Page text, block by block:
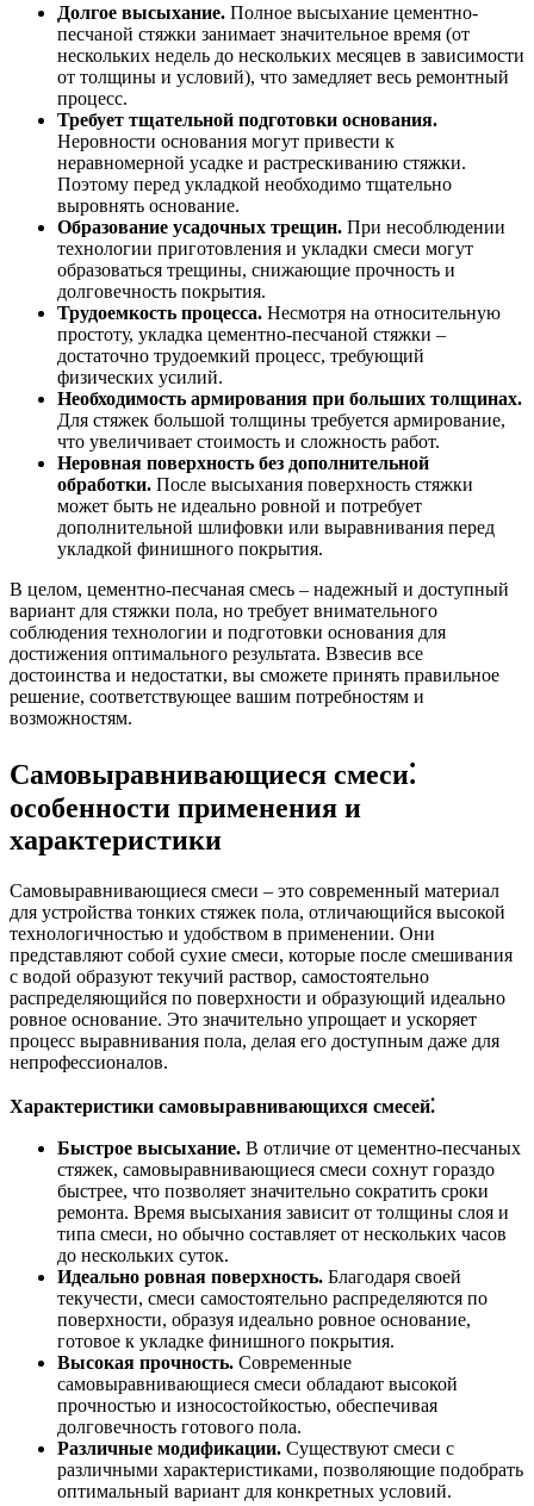
Долгое высыхание. Полное высыхание цементно-
песчаной стяжки занимает значительное время (от
нескольких недель до нескольких месяцев в зависимости
от толщины и условий), что замедляет весь ремонтный
процесс.
Требует тщательной подготовки основания.
Неровности основания могут привести к
неравномерной усадке и растрескиванию стяжки.
Поэтому перед укладкой необходимо тщательно
выровнять основание.
Образование усадочных трещин. При несоблюдении
технологии приготовления и укладки смеси могут
образоваться трещины, снижающие прочность и
долговечность покрытия.
Трудоемкость процесса. Несмотря на относительную
простоту, укладка цементно-песчаной стяжки –
достаточно трудоемкий процесс, требующий
физических усилий.
Необходимость армирования при больших толщинах.
Для стяжек большой толщины требуется армирование,
что увеличивает стоимость и сложность работ.
Неровная поверхность без дополнительной
обработки. После высыхания поверхность стяжки
может быть не идеально ровной и потребует
дополнительной шлифовки или выравнивания перед
укладкой финишного покрытия.
В целом, цементно-песчаная смесь – надежный и доступный
вариант для стяжки пола, но требует внимательного
соблюдения технологии и подготовки основания для
достижения оптимального результата. Взвесив все
достоинства и недостатки, вы сможете принять правильное
решение, соответствующее вашим потребностям и
возможностям.
Самовыравнивающиеся смеси⁚
особенности применения и
характеристики
Самовыравнивающиеся смеси – это современный материал
для устройства тонких стяжек пола, отличающийся высокой
технологичностью и удобством в применении. Они
представляют собой сухие смеси, которые после смешивания
с водой образуют текучий раствор, самостоятельно
распределяющийся по поверхности и образующий идеально
ровное основание. Это значительно упрощает и ускоряет
процесс выравнивания пола, делая его доступным даже для
непрофессионалов.
Характеристики самовыравнивающихся смесей⁚
Быстрое высыхание. В отличие от цементно-песчаных
стяжек, самовыравнивающиеся смеси сохнут гораздо
быстрее, что позволяет значительно сократить сроки
ремонта. Время высыхания зависит от толщины слоя и
типа смеси, но обычно составляет от нескольких часов
до нескольких суток.
Идеально ровная поверхность. Благодаря своей
текучести, смеси самостоятельно распределяются по
поверхности, образуя идеально ровное основание,
готовое к укладке финишного покрытия.
Высокая прочность. Современные
самовыравнивающиеся смеси обладают высокой
прочностью и износостойкостью, обеспечивая
долговечность готового пола.
Различные модификации. Существуют смеси с
различными характеристиками, позволяющие подобрать
оптимальный вариант для конкретных условий.